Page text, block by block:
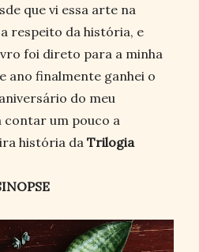
que vi essa arte na
respeito da história, e
foi direto para a minha
ano finalmente ganhei o
do meu
contar um pouco a
história da Trilogia